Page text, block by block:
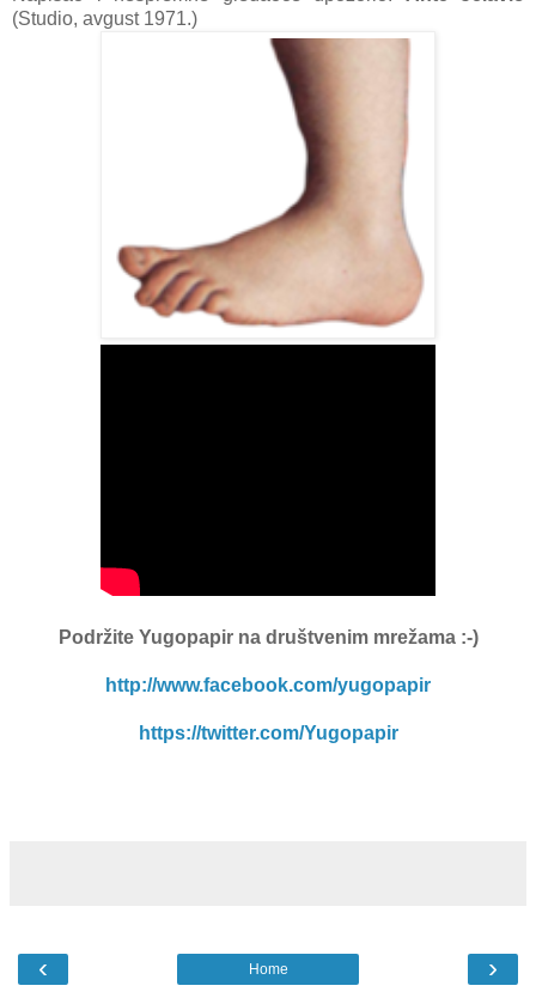
(Studio, avgust 1971.)
Podržite Yugopapir na društvenim mrežama :-)
http://www.facebook.com/yugopapir
https://twitter.com/Yugopapir
‹ ›
Home